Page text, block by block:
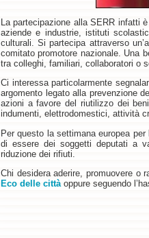
La partecipazione alla SERR infatti
aziende e industrie, istituti
culturali. Si partecipa attraverso
comitato promotore nazionale. Una
tra colleghi, familiari, collaboratori o
Ci interessa particolarmente
argomento legato alla prevenzione
azioni a favore del riutilizzo dei
indumenti, elettrodomestici, attività
Per questo la settimana europea
di essere dei soggetti deputati a
riduzione dei rifiuti.
Chi desidera aderire, promuovere o
Eco delle città oppure seguendo